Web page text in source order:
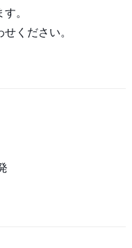
。
ください。